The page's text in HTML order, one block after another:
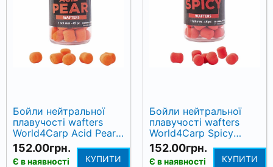
Бойли нейтральної
плавучості wafters
World4Carp Acid Pear
(кисла груша), 9х11 мм
152.00грн.
Є в наявності КУПИТИ
Бойли нейтральної
плавучості wafters
World4Carp Spicy
(спеції), 9х11 мм
152.00грн.
Є в наявності КУПИТИ